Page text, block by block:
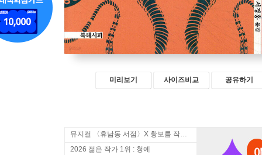
미리보기 사이즈비교 공유하기
뮤지컬 〈휴남동 서점〉X 황보름 작가 북토크
2026 젊은 작가 1위 : 청예